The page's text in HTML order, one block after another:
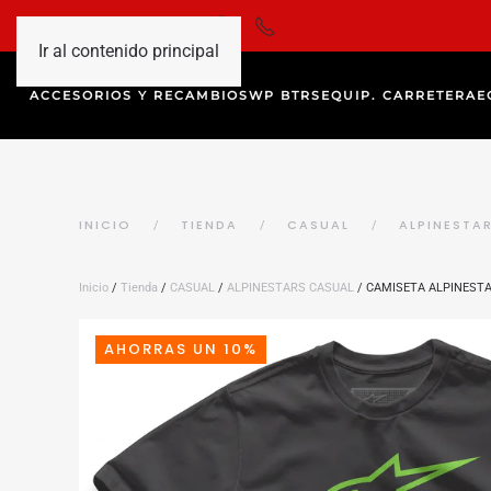
Ir al contenido principal
ACCESORIOS Y RECAMBIOSWP BTRS EQUIP. CARRETERA
INICIO TIENDA CASUAL
Inicio / Tienda / CASUAL / ALPINESTARS CASUAL / CAMISETA
AHORRAS UN 10%